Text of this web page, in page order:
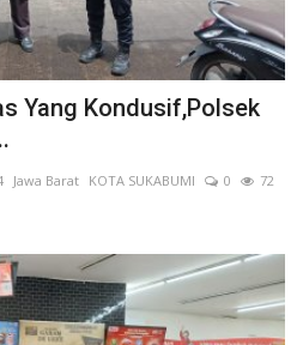
Yang Kondusif,Polsek
Jawa Barat KOTA SUKABUMI 0
72